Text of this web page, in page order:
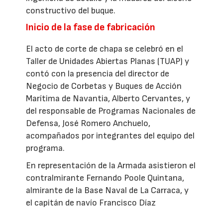
constructivo del buque.
Inicio de la fase de fabricación
El acto de corte de chapa se celebró en el
Taller de Unidades Abiertas Planas (TUAP) y
contó con la presencia del director de
Negocio de Corbetas y Buques de Acción
Marítima de Navantia, Alberto Cervantes, y
del responsable de Programas Nacionales de
Defensa, José Romero Anchuelo,
acompañados por integrantes del equipo del
programa.
En representación de la Armada asistieron el
contralmirante Fernando Poole Quintana,
almirante de la Base Naval de La Carraca, y
el capitán de navío Francisco Díaz